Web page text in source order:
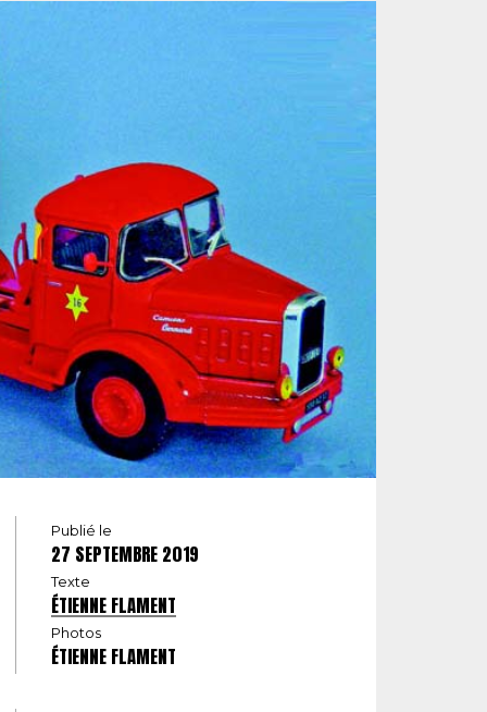
Publié le
27 SEPTEMBRE 2019
Texte
ÉTIENNE FLAMENT
Photos
ÉTIENNE FLAMENT